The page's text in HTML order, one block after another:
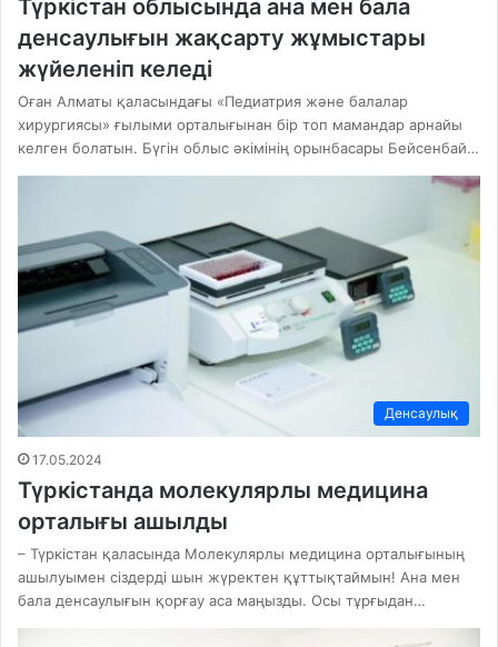
Түркістан облысында ана мен бала
денсаулығын жақсарту жұмыстары
жүйеленіп келеді
Оған Алматы қаласындағы «Педиатрия және балалар
хирургиясы» ғылыми орталығынан бір топ мамандар арнайы
келген болатын. Бүгін облыс әкімінің орынбасары Бейсенбай…
Денсаулық
17.05.2024
Түркістанда молекулярлы медицина
орталығы ашылды
– Түркістан қаласында Молекулярлы медицина орталығының
ашылуымен сіздерді шын жүректен құттықтаймын! Ана мен
бала денсаулығын қорғау аса маңызды. Осы тұрғыдан…